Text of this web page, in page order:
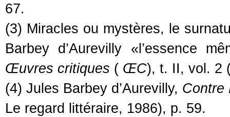
67.
(3) Miracles ou mystères, le
Barbey d’Aurevilly «l’essence
Œuvres critiques ( ŒC), t. II, vol. 2
(4) Jules Barbey d’Aurevilly, Contre
Le regard littéraire, 1986), p. 59.